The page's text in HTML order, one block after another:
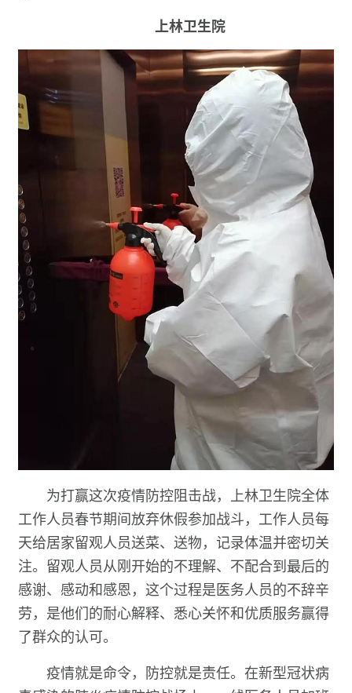
上林卫生院
为打赢这次疫情防控阻击战，上林卫生院全体
工作人员春节期间放弃休假参加战斗，工作人员每
天给居家留观人员送菜、送物，记录体温并密切关
注。留观人员从刚开始的不理解、不配合到最后的
感谢、感动和感恩，这个过程是医务人员的不辞辛
劳，是他们的耐心解释、悉心关怀和优质服务赢得
了群众的认可。
疫情就是命令，防控就是责任。在新型冠状病